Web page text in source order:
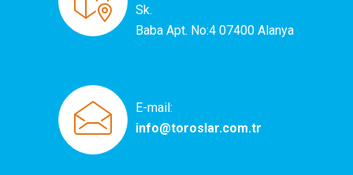
Sk.
Baba Apt. No:4 07400 Alanya
E-mail:
info@toroslar.com.tr